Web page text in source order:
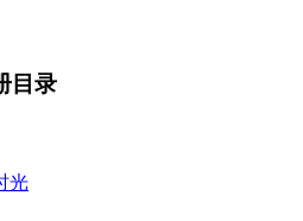
目录
光